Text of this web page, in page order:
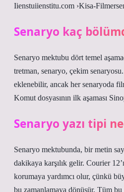
Iienstuiienstitu.com ›Kisa-
Senaryo kaç
Senaryo mektubu dört temel
tretman, senaryo, çekim
eklenebilir, ancak her senaryoda
Komut dosyasının ilk aşaması
Senaryo yazı tipi
Senaryo mektubunda, bir metin
dakikaya karşılık gelir. Courier
korumaya yardımcı olur, çünkü
bu zamanlamaya dönüşür. Tüm